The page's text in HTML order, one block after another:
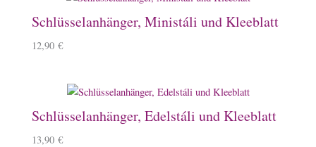
Schlüsselanhänger, Ministáli und Kleeblatt
12,90 €
Schlüsselanhänger, Edelstáli und Kleeblatt
13,90 €